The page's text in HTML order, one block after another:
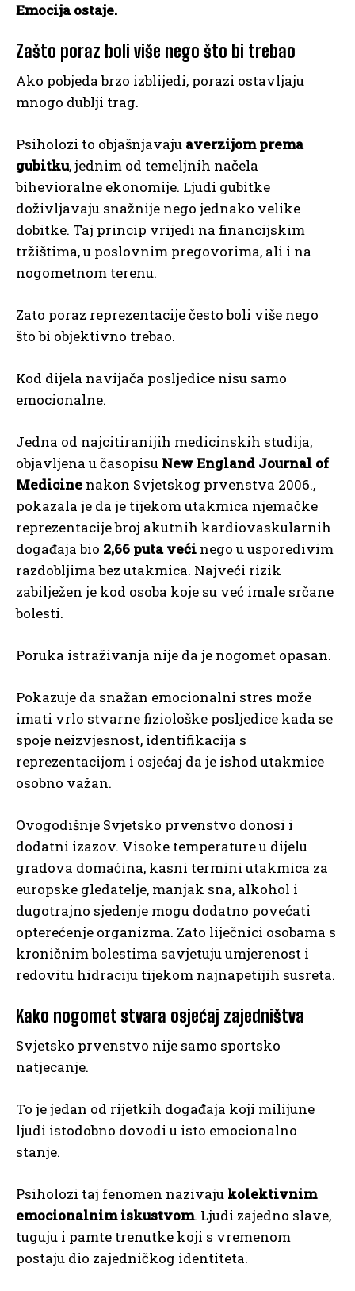
Emocija ostaje.
Zašto poraz boli više nego što bi trebao
Ako pobjeda brzo izblijedi, porazi ostavljaju
mnogo dublji trag.
Psiholozi to objašnjavaju averzijom prema
gubitku, jednim od temeljnih načela
bihevioralne ekonomije. Ljudi gubitke
doživljavaju snažnije nego jednako velike
dobitke. Taj princip vrijedi na financijskim
tržištima, u poslovnim pregovorima, ali i na
nogometnom terenu.
Zato poraz reprezentacije često boli više nego
što bi objektivno trebao.
Kod dijela navijača posljedice nisu samo
emocionalne.
Jedna od najcitiranijih medicinskih studija,
objavljena u časopisu New England Journal of
Medicine nakon Svjetskog prvenstva 2006.,
pokazala je da je tijekom utakmica njemačke
reprezentacije broj akutnih kardiovaskularnih
događaja bio 2,66 puta veći nego u usporedivim
razdobljima bez utakmica. Najveći rizik
zabilježen je kod osoba koje su već imale srčane
bolesti.
Poruka istraživanja nije da je nogomet opasan.
Pokazuje da snažan emocionalni stres može
imati vrlo stvarne fiziološke posljedice kada se
spoje neizvjesnost, identifikacija s
reprezentacijom i osjećaj da je ishod utakmice
osobno važan.
Ovogodišnje Svjetsko prvenstvo donosi i
dodatni izazov. Visoke temperature u dijelu
gradova domaćina, kasni termini utakmica za
europske gledatelje, manjak sna, alkohol i
dugotrajno sjedenje mogu dodatno povećati
opterećenje organizma. Zato liječnici osobama s
kroničnim bolestima savjetuju umjerenost i
redovitu hidraciju tijekom najnapetijih susreta.
Kako nogomet stvara osjećaj zajedništva
Svjetsko prvenstvo nije samo sportsko
natjecanje.
To je jedan od rijetkih događaja koji milijune
ljudi istodobno dovodi u isto emocionalno
stanje.
Psiholozi taj fenomen nazivaju kolektivnim
emocionalnim iskustvom. Ljudi zajedno slave,
tuguju i pamte trenutke koji s vremenom
postaju dio zajedničkog identiteta.